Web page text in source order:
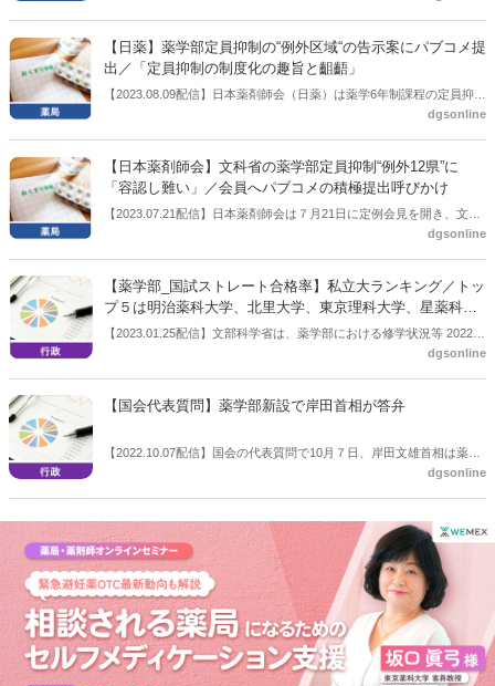
【日薬】薬学部定員抑制の“例外区域“の告示案にパブコメ提
出／「定員抑制の制度化の趣旨と齟齬」
【2023.08.09配信】日本薬剤師会（日薬）は薬学6年制課程の定員抑制
の例外区域に関する基準の告示案に関して、パブリックコメントを提
旨と齟齬があるなどとしている。８日付けでは、都道府県薬剤師会会
長宛てに連絡を発出し、意見提出を報告するとともに、都道府県薬で
意見提出する場合には参考にしてほしいとしている。日薬では今後、
文科省をはじめ関係機関に要請していく方針。
dgsonline
【日本薬剤師会】文科省の薬学部定員抑制“例外12県”に
「容認し難い」／会員へパブコメの積極提出呼びかけ
【2023.07.21配信】日本薬剤師会は７月21日に定例会見を開き、文科
省中央教育審議会で薬学６年制課程の定員抑制の例外区域を設ける告
会員に対してパブコメの積極的な提出を呼びかける通知を発出したこ
とを説明した。
dgsonline
【薬学部_国試ストレート合格率】私立大ランキング／トッ
プ５は明治薬科大学、北里大学、東京理科大学、星薬科大
学、慶應義塾大学
【2023.01.25配信】文部科学省は、薬学部における修学状況等 2022
年度調査結果を公表した。 https://www.mext.go.jp/content/20230120-
dgsonline
【国会代表質問】薬学部新設で岸田首相が答弁
【2022.10.07配信】国会の代表質問で10月７日、岸田文雄首相は薬学
dgsonline